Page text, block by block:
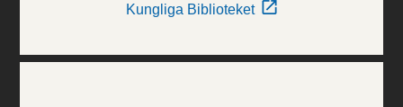
Kungliga Biblioteket